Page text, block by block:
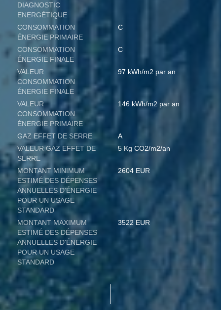
DIAGNOSTIC
ENERGÉTIQUE
CONSOMMATION
ÉNERGIE PRIMAIRE
C
CONSOMMATION
ÉNERGIE FINALE
C
VALEUR
CONSOMMATION
ÉNERGIE FINALE
97 kWh/m2 par an
VALEUR
CONSOMMATION
ÉNERGIE PRIMAIRE
146 kWh/m2 par an
GAZ EFFET DE SERRE
A
VALEUR GAZ EFFET DE
SERRE
5 Kg CO2/m2/an
MONTANT MINIMUM
ESTIMÉ DES DÉPENSES
ANNUELLES D'ÉNERGIE
POUR UN USAGE
STANDARD
2604 EUR
MONTANT MAXIMUM
ESTIMÉ DES DÉPENSES
ANNUELLES D'ÉNERGIE
POUR UN USAGE
STANDARD
3522 EUR